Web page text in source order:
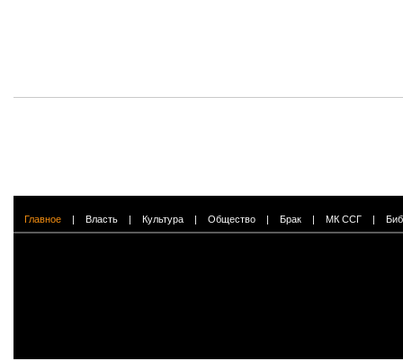
Главное | Власть | Культура | Общество | Брак | МК ССГ |